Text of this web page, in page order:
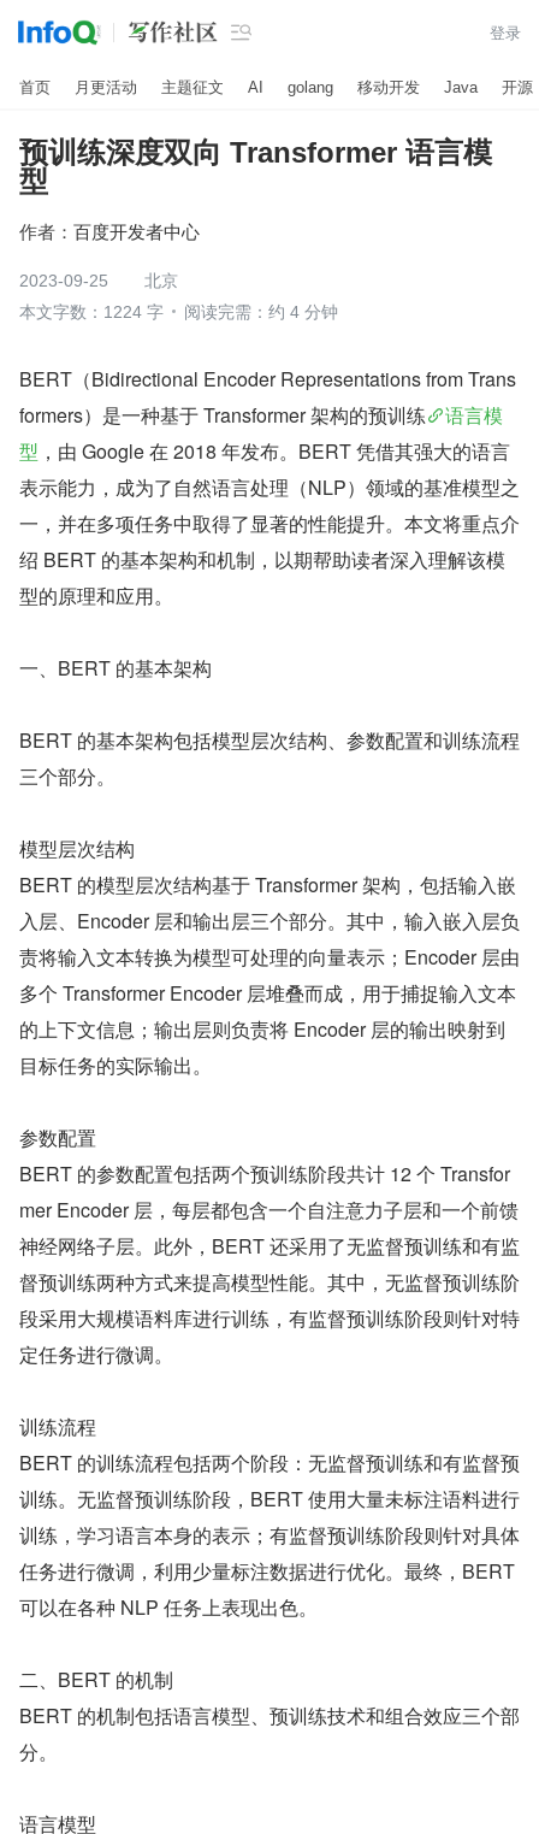
 登录
首页 月更活动 主题征文 AI golang 移动开发 Java 开源
预训练深度双向 Transformer 语言模
型
作者： 百度开发者中心
2023-09-25
北京
本文字数：1224 字
阅读完需：约 4 分钟
BERT（Bidirectional Encoder Representations from Trans
formers）是一种基于 Transformer 架构的预训练
语言模
型 ，由 Google 在 2018 年发布。BERT 凭借其强大的语言
表示能力，成为了自然语言处理（NLP）领域的基准模型之
一，并在多项任务中取得了显著的性能提升。本文将重点介
绍 BERT 的基本架构和机制，以期帮助读者深入理解该模
型的原理和应用。
一、BERT 的基本架构
BERT 的基本架构包括模型层次结构、参数配置和训练流程
三个部分。
模型层次结构
BERT 的模型层次结构基于 Transformer 架构，包括输入嵌
入层、Encoder 层和输出层三个部分。其中，输入嵌入层负
责将输入文本转换为模型可处理的向量表示；Encoder 层由
多个 Transformer Encoder 层堆叠而成，用于捕捉输入文本
的上下文信息；输出层则负责将 Encoder 层的输出映射到
目标任务的实际输出。
参数配置
BERT 的参数配置包括两个预训练阶段共计 12 个 Transfor
mer Encoder 层，每层都包含一个自注意力子层和一个前馈
神经网络子层。此外，BERT 还采用了无监督预训练和有监
督预训练两种方式来提高模型性能。其中，无监督预训练阶
段采用大规模语料库进行训练，有监督预训练阶段则针对特
定任务进行微调。
训练流程
BERT 的训练流程包括两个阶段：无监督预训练和有监督预
训练。无监督预训练阶段，BERT 使用大量未标注语料进行
训练，学习语言本身的表示；有监督预训练阶段则针对具体
任务进行微调，利用少量标注数据进行优化。最终，BERT
可以在各种 NLP 任务上表现出色。
二、BERT 的机制
BERT 的机制包括语言模型、预训练技术和组合效应三个部
分。
语言模型